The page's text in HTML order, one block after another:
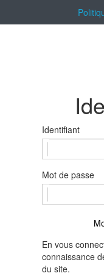
Identifiant
Mot de passe
En vous
connaissance
du site.